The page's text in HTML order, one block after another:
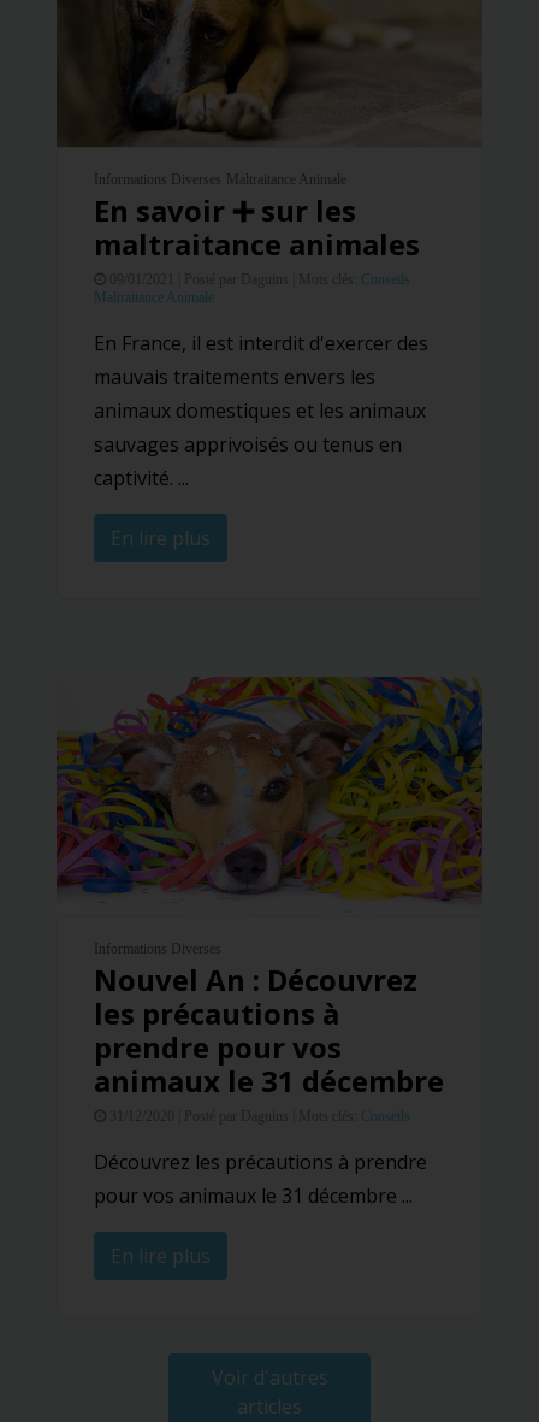
Informations Diverses Maltraitance Animale
En savoir ➕ sur les
maltraitance animales
Posté par Daguins |
Conseils
Maltraitance Animale
En France, il est interdit d'exercer des
mauvais traitements envers les
animaux domestiques et les animaux
sauvages apprivoisés ou tenus en
captivité. ...
En lire plus
Informations Diverses
Nouvel An : Découvrez
les précautions à
prendre pour vos
animaux le 31 décembre
Posté par Daguins | Conseils
Découvrez les précautions à prendre
pour vos animaux le 31 décembre ...
En lire plus
Voir d'autres
articles